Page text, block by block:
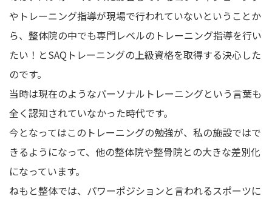
やトレーニング指導が現場で行われていないということか
ら、整体院の中でも専門レベルのトレーニング指導を行い
たい！とSAQトレーニングの上級資格を取得する決心した
のです。
当時は現在のようなパーソナルトレーニングという言葉も
全く認知されていなかった時代です。
今となってはこのトレーニングの勉強が、私の施設ではで
きるようになって、他の整体院や整骨院との大きな差別化
になっています。
ねもと整体では、パワーポジションと言われるスポーツに